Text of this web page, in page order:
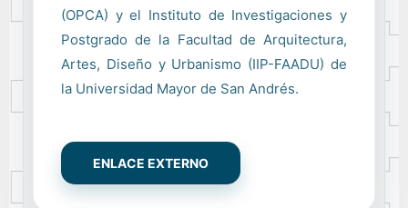
(OPCA) y el Instituto de Investigaciones y
Postgrado de la Facultad de Arquitectura,
Artes, Diseño y Urbanismo (IIP-FAADU) de
la Universidad Mayor de San Andrés.
ENLACE EXTERNO